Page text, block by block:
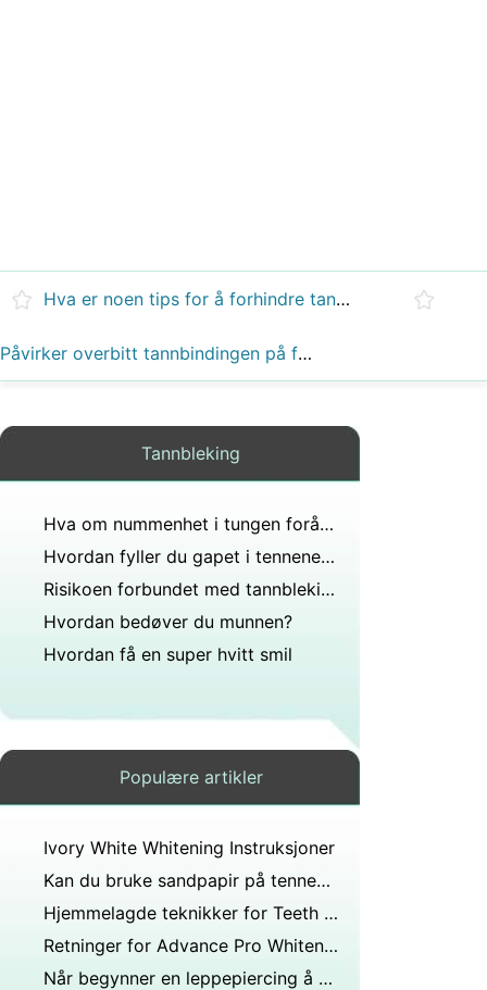
Hva er noen tips for å forhindre tannblekingssmerter?
Påvirker overbitt tannbindingen på fortennene?
Tannbleking
Hva om nummenhet i tungen forårsaket av novokain ikke forsvinner?
Hvordan fyller du gapet i tennene med hyssing?
Risikoen forbundet med tannbleking?
Hvordan bedøver du munnen?
Hvordan få en super hvitt smil
Populære artikler
Ivory White Whitening Instruksjoner
Kan du bruke sandpapir på tennene?
Hjemmelagde teknikker for Teeth Whitening
Retninger for Advance Pro Whitening strips
Når begynner en leppepiercing å føles normal?